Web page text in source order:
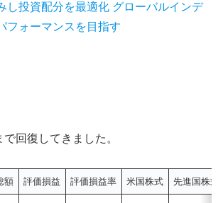
し投資配分を最適化 グローバルインデ
フォーマンスを目指す
回復してきました。
額 評価損益 評価損益率 米国株式 先進国株式